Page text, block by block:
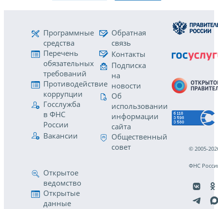
Программные
средства
Перечень
обязательных
требований
Противодействие
коррупции
Госслужба
в ФНС
России
Вакансии
Обратная
связь
Контакты
Подписка
на
новости
Об
использовании
информации
сайта
Общественный
совет
Открытое
ведомство
Открытые
данные
© 2005-
ФНС